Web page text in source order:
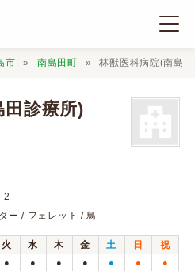
市 南島田町 林獣医科病院(南島
田診療所)
2
ー / フェレット / 鳥
火 水 木 金 土 日
祝
● ● ● ● ● ● ●